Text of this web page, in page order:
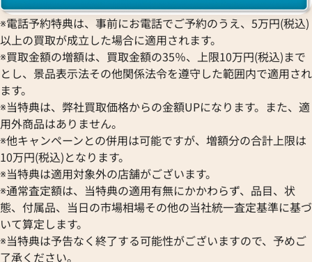
サルヴァトーレ・フェラガモ ヴァラ ショ
ルダーバッグ レザー
参考買取価格
38,000円
2026年6月17日時点
サルヴァトーレ・
ショルダーバッグ
38,000円
2026年6月3日時点
※電話予約特典は、事前にお電話でご予約のうえ、5万円(税込)
以上の買取が成立した場合に適用されます。
※買取金額の増額は、買取金額の35％、上限10万円(税込)まで
とし、景品表示法その他関係法令を遵守した範囲内で適用され
ます。
※当特典は、弊社買取価格からの金額UPになります。また、適
用外商品はありません。
※他キャンペーンとの併用は可能ですが、増額分の合計上限は
10万円(税込)となります。
※当特典は適用対象外の店舗がございます。
※通常査定額は、当特典の適用有無にかかわらず、品目、状
態、付属品、当日の市場相場その他の当社統一査定基準に基づ
いて算定します。
※当特典は予告なく終了する可能性がございますので、予めご
了承ください。